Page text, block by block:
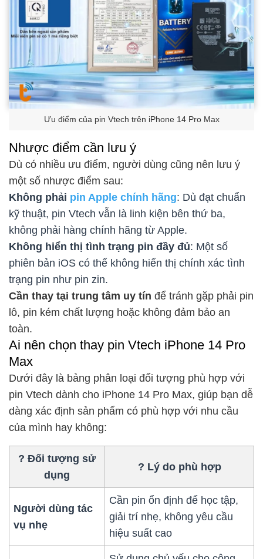
Ưu điểm của pin Vtech trên iPhone 14 Pro Max
Nhược điểm cần lưu ý
Dù có nhiều ưu điểm, người dùng cũng nên lưu ý
một số nhược điểm sau:
Không phải pin Apple chính hãng: Dù đạt chuẩn
kỹ thuật, pin Vtech vẫn là linh kiện bên thứ ba,
không phải hàng chính hãng từ Apple.
Không hiển thị tình trạng pin đầy đủ: Một số
phiên bản iOS có thể không hiển thị chính xác tình
trạng pin như pin zin.
Cần thay tại trung tâm uy tín để tránh gặp phải pin
lô, pin kém chất lượng hoặc không đảm bảo an
toàn.
Ai nên chọn thay pin Vtech iPhone 14 Pro
Max
Dưới đây là bảng phân loại đối tượng phù hợp với
pin Vtech dành cho iPhone 14 Pro Max, giúp bạn dễ
dàng xác định sản phẩm có phù hợp với nhu cầu
của mình hay không:
? Đối tượng sử
dụng
? Lý do phù hợp
Người dùng tác
vụ nhẹ
Cần pin ổn định để học tập,
giải trí nhẹ, không yêu cầu
hiệu suất cao